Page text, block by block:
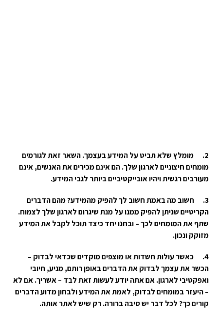
2.
מומלץ שלא תביט על המידע בעצמך. השאר זאת לגורמים
מומחים חיצוניים לארגון שלך. הם אינם מכירים את האנשים, אינם
מעורבים רגשית ויהיו אובייקטיביים ביותר לגבי המידע.
3.
חשוב מה באמת חשוב לך להפיק מהמידע? מהם הדברים
הקריטיים שניתן להפיק ממנו על מנת שיגרום לארגון שלך לצמוח.
שתף את המומחים לכך – ובחנו יחד כיצד תוכל לקבל את המידע
מזוקק ונכון.
4.
כאשר עולות חשדות או מוצפים מוקדים שכדאי לבדוק –
הכשר את עצמך לבדוק את הדברים באופן רותם, מניע, חיובי
ואפקטיבי לארגון. אם אתה יודע לעשות זאת לבד – אשריך. אם לא
– היעזר במומחים לבדוק, לאמת את המידע ולבחון מדוע הדברים
קורים כך? לכל דבר יש סיבה ברורה. רק שיש לאתר אותה.